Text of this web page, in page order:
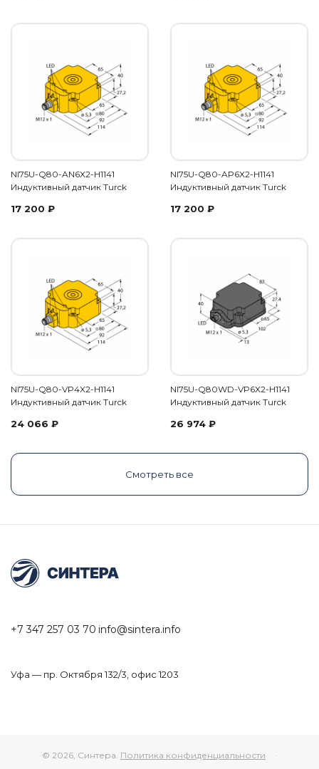
NI75U-Q80-AN6X2-H1141
Индуктивный датчик Turck
17 200 ₽
NI75U-Q80-AP6X2-H1141
Индуктивный датчик Turck
17 200 ₽
NI75U-Q80-VP4X2-H1141
Индуктивный датчик Turck
24 066 ₽
NI75U-Q80WD-VP6X2-H1141
Индуктивный датчик Turck
26 974 ₽
Смотреть все
+7 347 257 03 70 info@sintera.info
Уфа — пр. Октября 132/3, офис 1203
© 2026, Синтера. Политика конфиденциальности ·